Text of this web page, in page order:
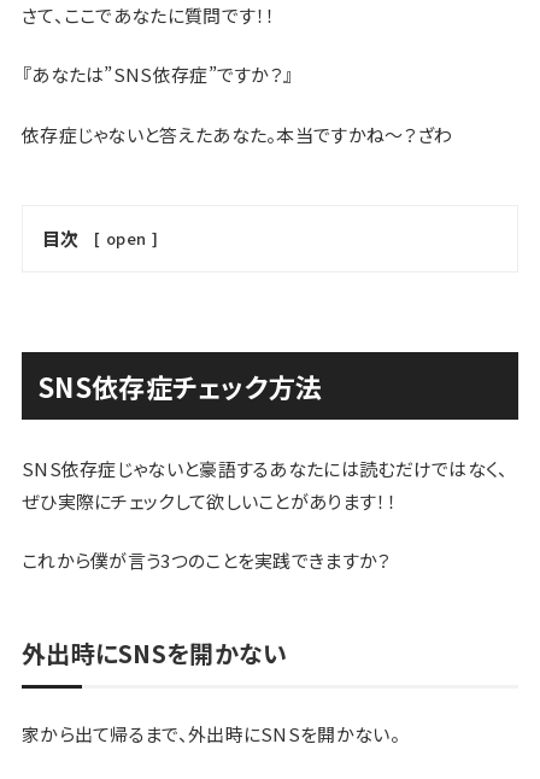
さて、ここであなたに質問です！！
『あなたは”SNS依存症”ですか？』
依存症じゃないと答えたあなた。本当ですかね〜？ざわ
目次 [ open ]
SNS依存症チェック方法
SNS依存症じゃないと豪語するあなたには読むだけではなく、
ぜひ実際にチェックして欲しいことがあります！！
これから僕が言う3つのことを実践できますか？
外出時にSNSを開かない
家から出て帰るまで、外出時にSNSを開かない。